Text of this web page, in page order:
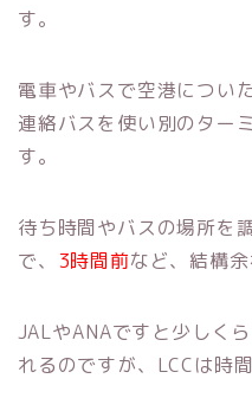
す。
電車やバスで空港につい
連絡バスを使い別のター
す。
待ち時間やバスの場所を
で、
3時間前など、結構
JALやANAですと少しく
れるのですが、LCCは時